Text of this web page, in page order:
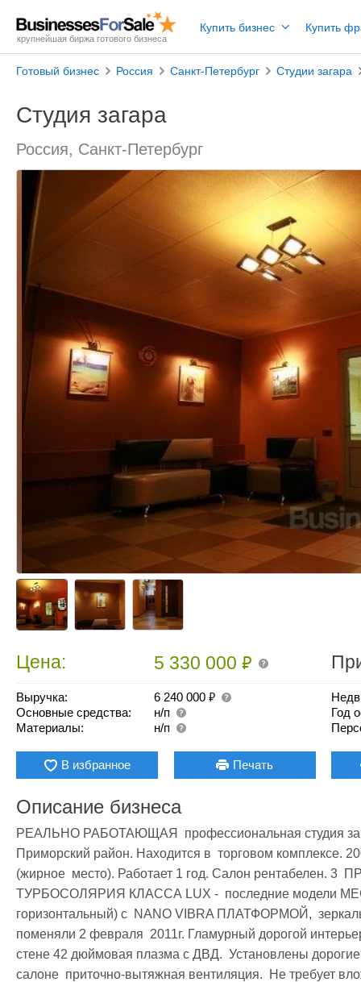
крупнейшая биржа готового бизнеса
Купить бизнес Купить
Готовый бизнес Россия Санкт-Петербург Студии загара
Студия загара
Россия, Санкт-Петербург
Цена: 5 330 000₽
Выручка: 6 240 000₽
Основные средства:
н/п
Материалы:
н/п
Год
В избранное Печать
Описание бизнеса
РЕАЛЬНО РАБОТАЮЩАЯ  профессиональная студия
Приморский район. Находится в  торговом комплексе.
(жирное  место). Работает 1 год. Салон рентабелен.
ТУРБОСОЛЯРИЯ КЛАССА LUX -  последние модели
горизонтальный) с  NANO VIBRA ПЛАТФОРМОЙ,
поменяли 2 февраля  2011г. Гламурный дорогой
стене 42 дюймовая плазма с ДВД.  Установлены
салоне  приточно-вытяжная вентиляция.  Не требует